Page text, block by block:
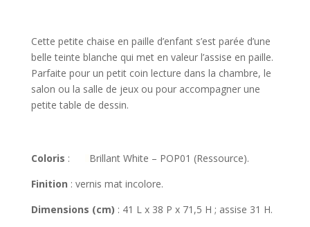
Cette petite chaise en paille d’enfant s’est parée d’une
belle teinte blanche qui met en valeur l’assise en paille.
Parfaite pour un petit coin lecture dans la chambre, le
salon ou la salle de jeux ou pour accompagner une
petite table de dessin.
Coloris :
Brillant White – POP01 (Ressource).
Finition : vernis mat incolore.
Dimensions (cm) : 41 L x 38 P x 71,5 H ; assise 31 H.